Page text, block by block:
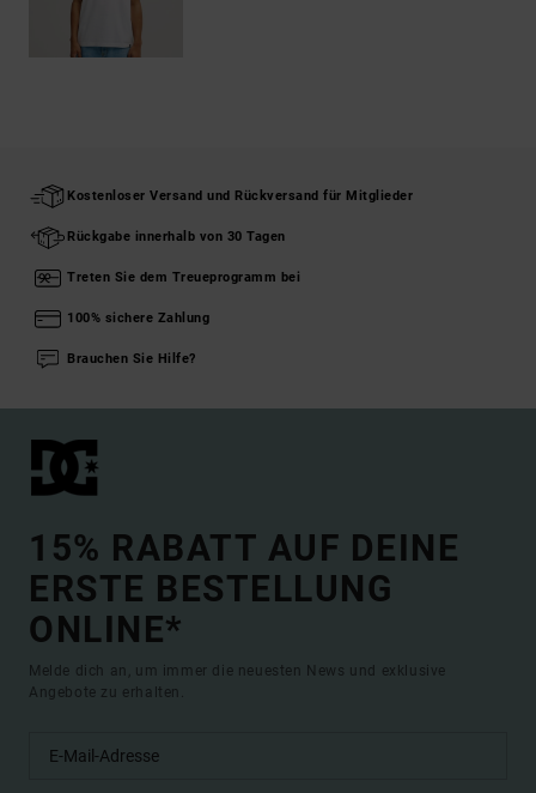
Kostenloser Versand und Rückversand für Mitglieder
Rückgabe innerhalb von 30 Tagen
Treten Sie dem Treueprogramm bei
100% sichere Zahlung
Brauchen Sie Hilfe?
15% RABATT AUF DEINE
ERSTE BESTELLUNG
ONLINE*
Melde dich an, um immer die neuesten News und exklusive
Angebote zu erhalten.